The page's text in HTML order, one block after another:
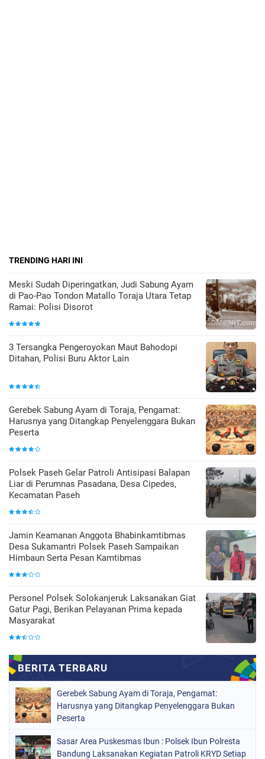
TRENDING HARI INI
Meski Sudah Diperingatkan, Judi Sabung Ayam
di Pao-Pao Tondon Matallo Toraja Utara Tetap
Ramai: Polisi Disorot
3 Tersangka Pengeroyokan Maut Bahodopi
Ditahan, Polisi Buru Aktor Lain
Gerebek Sabung Ayam di Toraja, Pengamat:
Harusnya yang Ditangkap Penyelenggara Bukan
Peserta
Polsek Paseh Gelar Patroli Antisipasi Balapan
Liar di Perumnas Pasadana, Desa Cipedes,
Kecamatan Paseh
Jamin Keamanan Anggota Bhabinkamtibmas
Desa Sukamantri Polsek Paseh Sampaikan
Himbaun Serta Pesan Kamtibmas
Personel Polsek Solokanjeruk Laksanakan Giat
Gatur Pagi, Berikan Pelayanan Prima kepada
Masyarakat
Gerebek Sabung Ayam di Toraja, Pengamat:
Harusnya yang Ditangkap Penyelenggara Bukan
Peserta
Sasar Area Puskesmas Ibun : Polsek Ibun Polresta
Bandung Laksanakan Kegiatan Patroli KRYD Setiap